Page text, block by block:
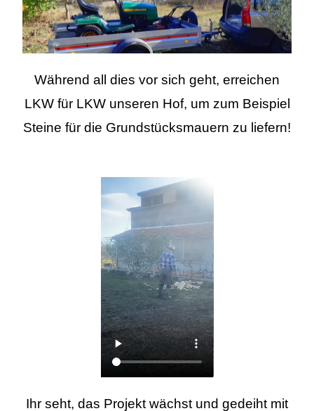
Während all dies vor sich geht, erreichen
LKW für LKW unseren Hof, um zum Beispiel
Steine für die Grundstücksmauern zu liefern!
Ihr seht, das Projekt wächst und gedeiht mit